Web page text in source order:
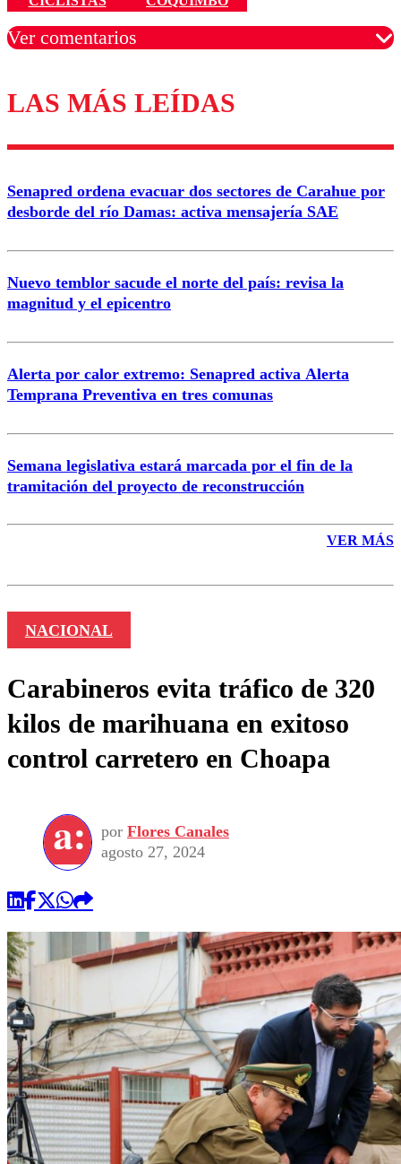
Ver comentarios
Los comentarios son moderados para garantizar un
diálogo respetuoso.
Correo
LAS MÁS LEÍDAS
Senapred ordena evacuar dos sectores de Carahue por
desborde del río Damas: activa mensajería SAE
Nuevo temblor sacude el norte del país: revisa la
magnitud y el epicentro
Alerta por calor extremo: Senapred activa Alerta
Temprana Preventiva en tres comunas
Semana legislativa estará marcada por el fin de la
tramitación del proyecto de reconstrucción
VER MÁS
NACIONAL
Carabineros evita tráfico de 320
kilos de marihuana en exitoso
control carretero en Choapa
por Flores Canales
agosto 27, 2024